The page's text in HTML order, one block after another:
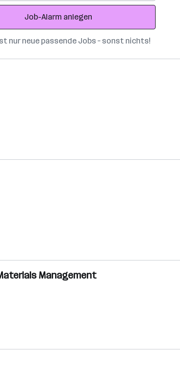
Job-Alarm anlegen
nur neue passende Jobs – sonst nichts!
Management